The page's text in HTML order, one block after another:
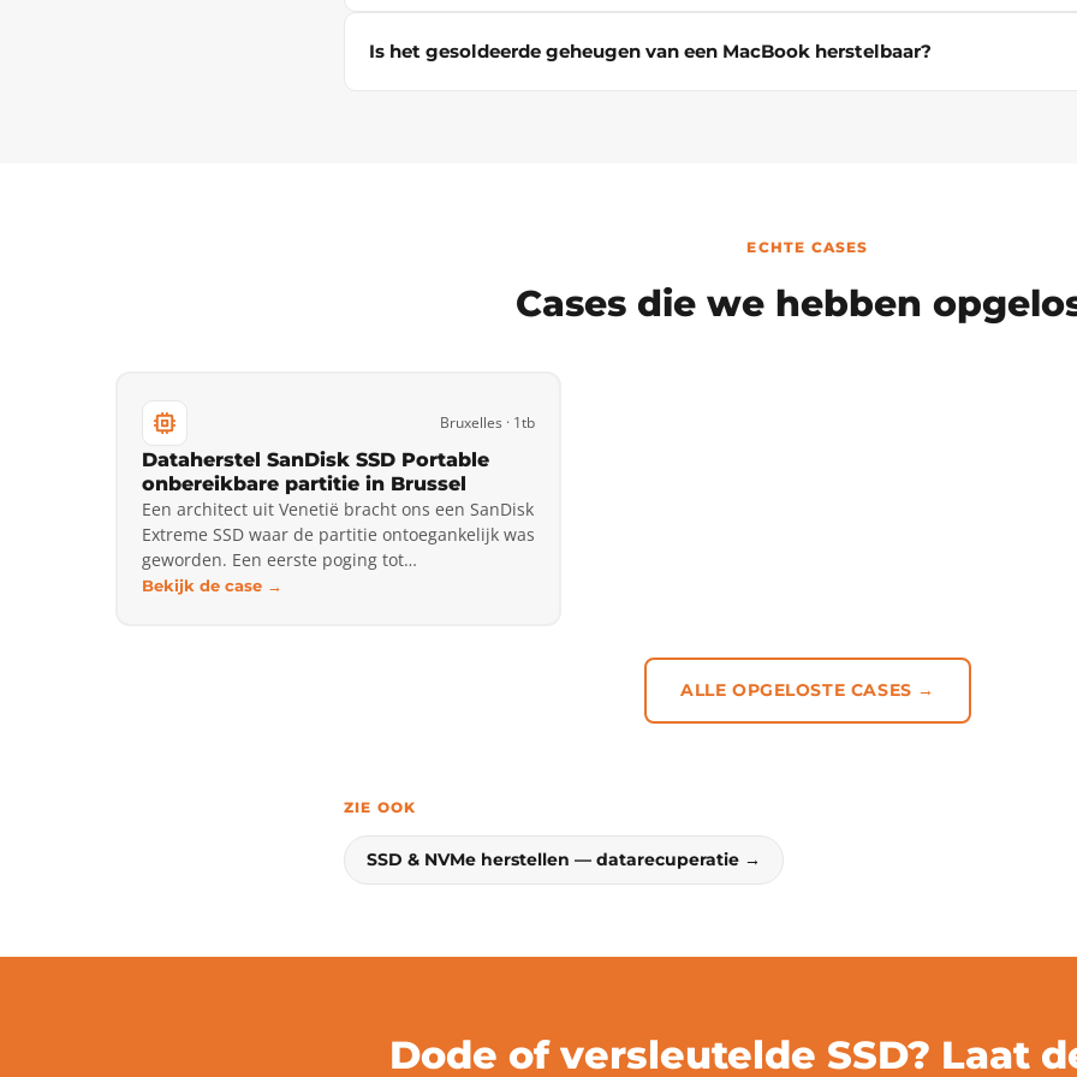
Is het gesoldeerde geheugen van een MacBook herstelbaar?
ECHTE CASES
Cases die we hebben
Bruxelles · 1tb
Dataherstel SanDisk SSD Portable
onbereikbare partitie in Brussel
Een architect uit Venetië bracht ons een SanDisk
Extreme SSD waar de partitie ontoegankelijk was
geworden. Een eerste poging tot…
Bekijk de case →
ALLE OPGELOSTE CASES →
ZIE OOK
SSD & NVMe herstellen — datarecuperatie →
Dode of versleutelde SSD? Laat